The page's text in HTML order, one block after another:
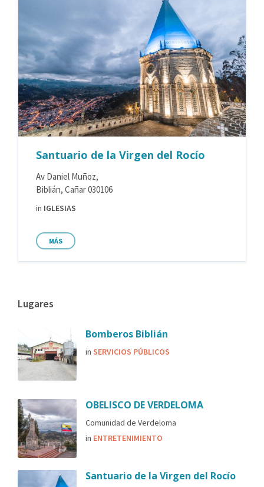
Santuario de la Virgen del Rocío
Av Daniel Muñoz,
Biblián, Cañar 030106
in IGLESIAS
MÁS
Lugares
Bomberos Biblián
in SERVICIOS PÚBLICOS
OBELISCO DE VERDELOMA
Comunidad de Verdeloma
in ENTRETENIMIENTO
Santuario de la Virgen del Rocío